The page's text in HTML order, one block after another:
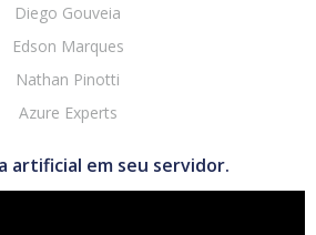
Diego Gouveia
Edson Marques
Nathan Pinotti
Azure Experts
artificial em seu servidor.